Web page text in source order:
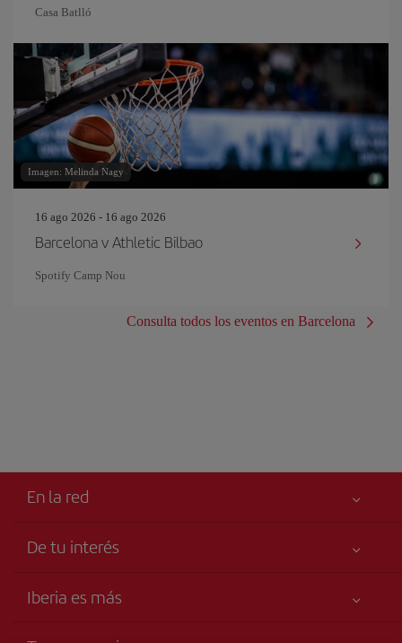
Casa Batlló
Imagen: Melinda Nagy
16 ago 2026 - 16 ago 2026
Barcelona v Athletic Bilbao
Spotify Camp Nou
Consulta todos los eventos en Barcelona
En la red
De tu interés
Tu seguridad es lo primero
Iberia es más